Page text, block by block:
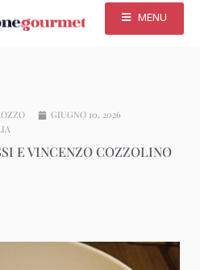
MENU
GIUGNO 10, 2026
E VINCENZO COZZOLINO